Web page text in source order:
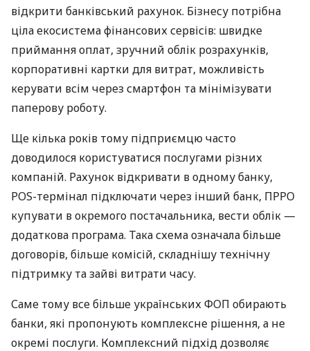
відкрити банківський рахунок. Бізнесу потрібна
ціла екосистема фінансових сервісів: швидке
приймання оплат, зручний облік розрахунків,
корпоративні картки для витрат, можливість
керувати всім через смартфон та мінімізувати
паперову роботу.
Ще кілька років тому підприємцю часто
доводилося користуватися послугами різних
компаній. Рахунок відкривати в одному банку,
POS-термінал підключати через інший банк, ПРРО
купувати в окремого постачальника, вести облік —
додаткова програма. Така схема означала більше
договорів, більше комісій, складнішу технічну
підтримку та зайві витрати часу.
Саме тому все більше українських ФОП обирають
банки, які пропонують комплексне рішення, а не
окремі послуги. Комплексний підхід дозволяє